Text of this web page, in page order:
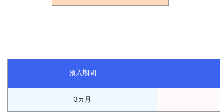
預入期間
3カ月